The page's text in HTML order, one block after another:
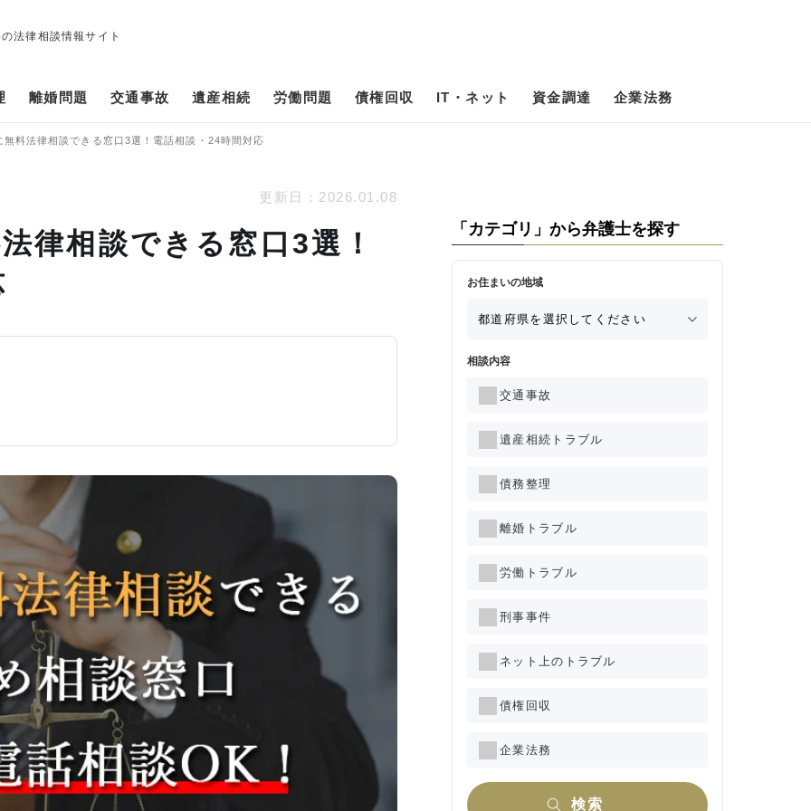
法律相談情報サイト
離婚問題 交通事故 遺産相続 労働問題 債権回収 IT・ネット 資金調達 企業法務
無料法律相談できる窓口3選！電話相談・24時間対応
更新日： 2026.01.08
律相談できる窓口3選！
「カテゴリ」から弁護士を探す
お住まいの地域
相談内容
交通事故
遺産相続トラブル
債務整理
離婚トラブル
労働トラブル
刑事事件
ネット上のトラブル
債権回収
企業法務
検索